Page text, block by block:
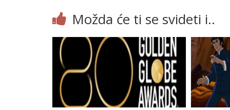
Možda će ti se svideti i..